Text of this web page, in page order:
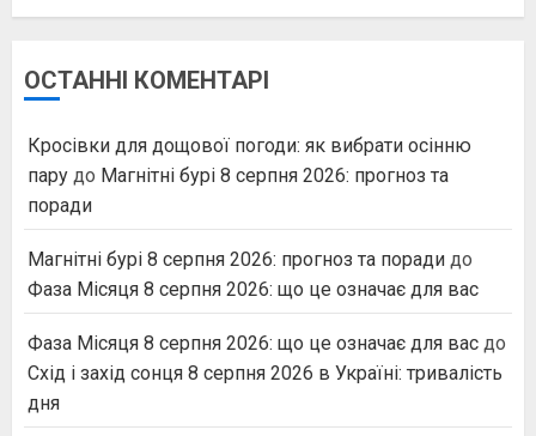
ОСТАННІ КОМЕНТАРІ
Кросівки для дощової погоди: як вибрати осінню
пару до Магнітні бурі 8 серпня 2026: прогноз та
поради
Магнітні бурі 8 серпня 2026: прогноз та поради до
Фаза Місяця 8 серпня 2026: що це означає для вас
Фаза Місяця 8 серпня 2026: що це означає для вас до
Схід і захід сонця 8 серпня 2026 в Україні: тривалість
дня